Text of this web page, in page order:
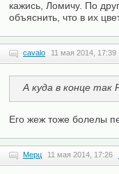
кажись, Ломичу. По
объяснить, что в их
cavalo 11 мая 2014, 17:39
А куда в конце так
Его жеж тоже болелы
Мерц 11 мая 2014, 17:26